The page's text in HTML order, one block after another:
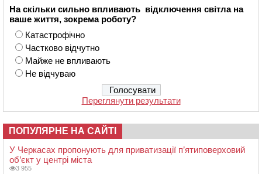
На скільки сильно впливають відключення світла на
ваше життя, зокрема роботу?
Катастрофічно
Частково відчутно
Майже не впливають
Не відчуваю
Переглянути результати
ПОПУЛЯРНЕ НА САЙТІ
У Черкасах пропонують для приватизації п’ятиповерховий
об’єкт у центрі міста
3 955